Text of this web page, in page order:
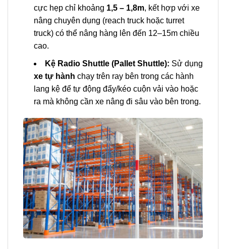
cực hẹp chỉ khoảng 1,5 – 1,8m, kết hợp với xe
nâng chuyên dụng (reach truck hoặc turret
truck) có thể nâng hàng lên đến 12–15m chiều
cao.
Kệ Radio Shuttle (Pallet Shuttle): Sử dụng
xe tự hành chạy trên ray bên trong các hành
lang kệ để tự động đẩy/kéo cuộn vải vào hoặc
ra mà không cần xe nâng đi sâu vào bên trong.